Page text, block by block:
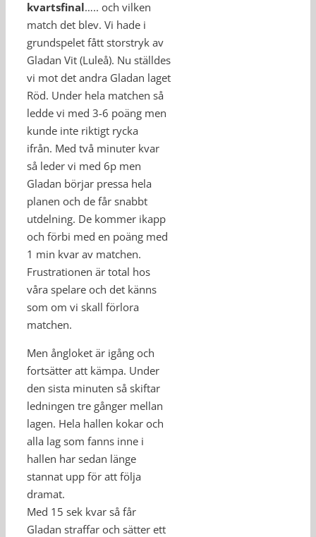
kvartsfinal….. och vilken
match det blev. Vi hade i
grundspelet fått storstryk av
Gladan Vit (Luleå). Nu ställdes
vi mot det andra Gladan laget
Röd. Under hela matchen så
ledde vi med 3-6 poäng men
kunde inte riktigt rycka
ifrån. Med två minuter kvar
så leder vi med 6p men
Gladan börjar pressa hela
planen och de får snabbt
utdelning. De kommer ikapp
och förbi med en poäng med
1 min kvar av matchen.
Frustrationen är total hos
våra spelare och det känns
som om vi skall förlora
matchen.
Men ångloket är igång och
fortsätter att kämpa. Under
den sista minuten så skiftar
ledningen tre gånger mellan
lagen. Hela hallen kokar och
alla lag som fanns inne i
hallen har sedan länge
stannat upp för att följa
dramat.
Med 15 sek kvar så får
Gladan straffar och sätter ett